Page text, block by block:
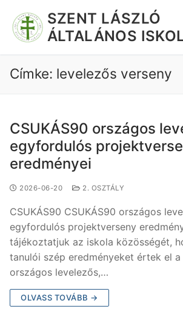
SZENT LÁSZLÓ
ÁLTALÁNOS
Címke: levelezős verseny
CSUKÁS90 országos
egyfordulós
eredményei
2026-06-20 2. OSZTÁLY
CSUKÁS90 CSUKÁS90 országos
egyfordulós projektverseny
tájékoztatjuk az iskola közösségét,
tanulói szép eredményeket értek el a
országos levelezős,…
OLVASS TOVÁBB →